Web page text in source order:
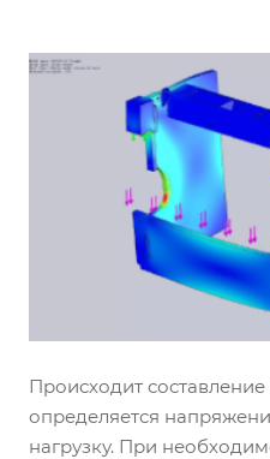
Происходит
определяется
нагрузку. При